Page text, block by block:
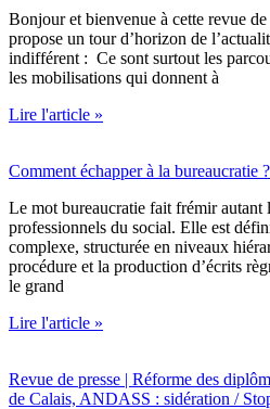
Bonjour et bienvenue à cette revue
propose un tour d’horizon de
indifférent : Ce sont surtout les
les mobilisations qui donnent à
Lire l'article »
Comment échapper à la bureaucratie ?
Le mot bureaucratie fait frémir autant
professionnels du social. Elle est
complexe, structurée en niveaux
procédure et la production d’écrits
le grand
Lire l'article »
Revue de presse | Réforme des
de Calais, ANDASS : sidération /